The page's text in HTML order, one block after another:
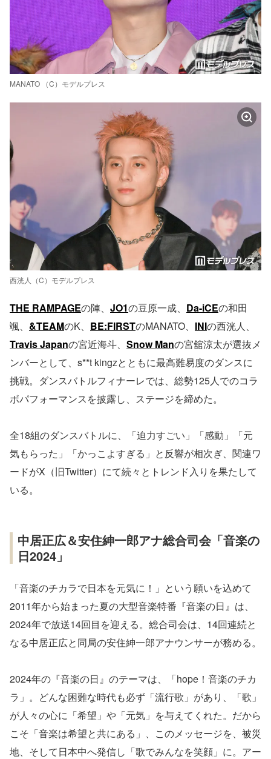
MANATO （C）モデルプレス
西洸人（C）モデルプレス
THE RAMPAGEの陣、 JO1の豆原一成、 Da-iCEの和田
颯、 &TEAMのK、 BE:FIRSTのMANATO、 INIの西洸人、
Travis Japanの宮近海斗、 Snow Manの宮舘涼太が選抜メ
ンバーとして、s**t kingzとともに最高難易度のダンスに
挑戦。ダンスバトルフィナーレでは、総勢125人でのコラ
ボパフォーマンスを披露し、ステージを締めた。
全18組のダンスバトルに、「迫力すごい」「感動」「元
気もらった」「かっこよすぎる」と反響が相次ぎ、関連ワ
ードがX（旧Twitter）にて続々とトレンド入りを果たして
いる。
中居正広＆安住紳一郎アナ総合司会「音楽の
日2024」
「音楽のチカラで日本を元気に！」という願いを込めて
2011年から始まった夏の大型音楽特番『音楽の日』は、
2024年で放送14回目を迎える。総合司会は、14回連続と
なる中居正広と同局の安住紳一郎アナウンサーが務める。
2024年の『音楽の日』のテーマは、「hope！音楽のチカ
ラ」。どんな困難な時代も必ず「流行歌」があり、「歌」
が人々の心に「希望」や「元気」を与えてくれた。だから
こそ「音楽は希望と共にある」、このメッセージを、被災
地、そして日本中へ発信し「歌でみんなを笑顔」に。アー